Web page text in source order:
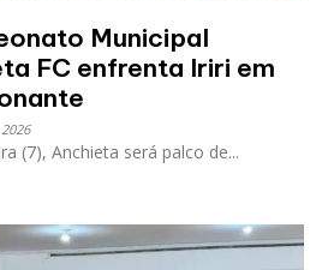
Municipal
FC enfrenta Iriri em
(7), Anchieta será palco de...